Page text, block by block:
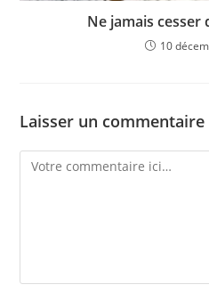
Ne jamais cesser
10
Laisser un commentaire
Comment